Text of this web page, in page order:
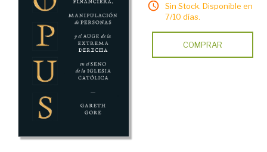
Sin Stock. Disponible en
7/10 días.
COMPRAR